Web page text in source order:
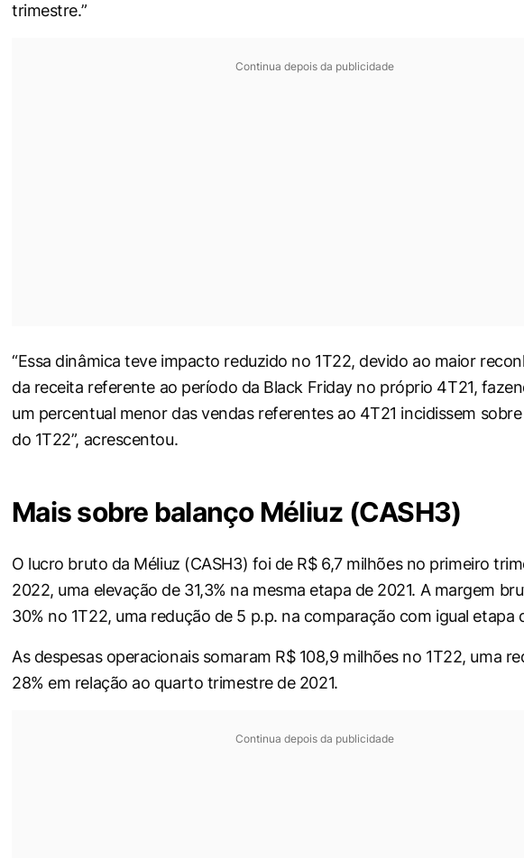
trimestre.”
Continua depois da publicidade
“Essa dinâmica teve impacto reduzido no 1T22, devido ao maior
da receita referente ao período da Black Friday no próprio 4T21,
um percentual menor das vendas referentes ao 4T21 incidissem
do 1T22”, acrescentou.
Mais sobre balanço Méliuz (CASH3)
O lucro bruto da Méliuz (CASH3) foi de R$ 6,7 milhões no primeiro
2022, uma elevação de 31,3% na mesma etapa de 2021. A margem
30% no 1T22, uma redução de 5 p.p. na comparação com igual etapa
As despesas operacionais somaram R$ 108,9 milhões no 1T22, uma
28% em relação ao quarto trimestre de 2021.
Continua depois da publicidade